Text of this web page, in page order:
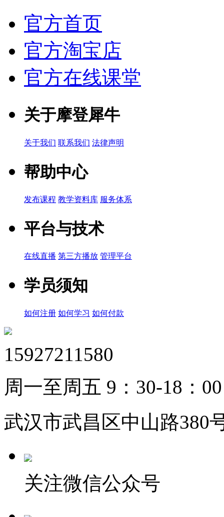
官方首页
官方淘宝店
官方在线课堂
关于摩登犀牛
关于我们 联系我们 法律声明
帮助中心
发布课程 教学资料库 服务体系
平台与技术
在线直播 第三方播放 管理平台
学员须知
如何注册 如何学习 如何付款
15927211580
周一至周五 9：30-18：00
武汉市武昌区中山路380
关注微信公众号